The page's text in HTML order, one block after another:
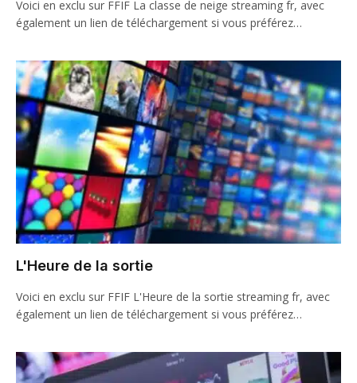
Voici en exclu sur FFIF La classe de neige streaming fr, avec
également un lien de téléchargement si vous préférez…
L'Heure de la sortie
Voici en exclu sur FFIF L'Heure de la sortie streaming fr, avec
également un lien de téléchargement si vous préférez…